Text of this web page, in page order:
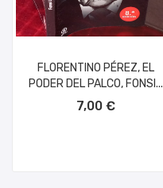
FLORENTINO PÉREZ, EL
PODER DEL PALCO, FONSI...
7,00 €